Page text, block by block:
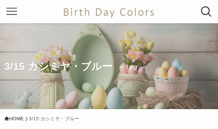
3/15 カシミヤ・ブルー – tag –
HOME 3/15 カシミヤ・ブルー